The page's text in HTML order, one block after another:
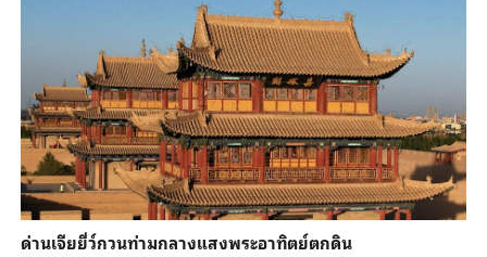
ด่านเจียยี่ว์กวนท่ามกลางแสงพระอาทิตย์ตกดิน